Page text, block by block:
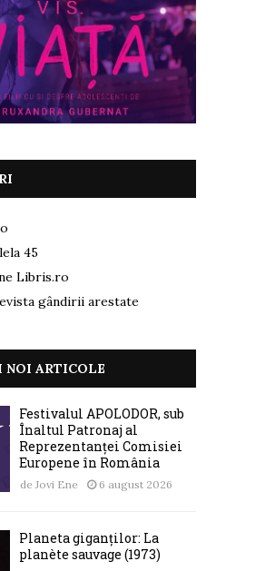
45
Libris.ro
gândirii arestate
NOI ARTICOLE
Festivalul APOLODOR, sub
Înaltul Patronaj al
Reprezentanței Comisiei
Europene în România
de Jovi Ene 6 august 2026
Planeta giganților: La
planète sauvage (1973)